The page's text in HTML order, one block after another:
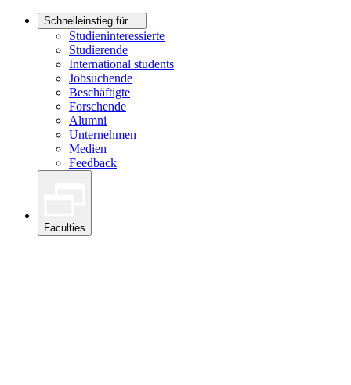
Schnelleinstieg für ...
Studieninteressierte
Studierende
International students
Jobsuchende
Beschäftigte
Forschende
Alumni
Unternehmen
Medien
Feedback
Faculties